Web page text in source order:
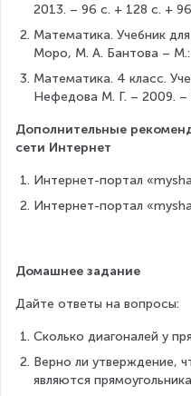
2013. – 96 с. + 128 с. +
Математика. Учебник
Моро, М. А. Бантова –
Математика. 4 класс.
Нефедова М. Г. – 2009. –
Дополнительные
сети Интернет
Интернет-портал
Интернет-портал
Домашнее задание
Дайте ответы на вопросы:
Сколько диагоналей у
Верно ли утверждение,
являются